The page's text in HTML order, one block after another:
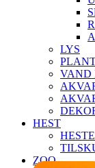
LYS
VAND
HEST
ZOO